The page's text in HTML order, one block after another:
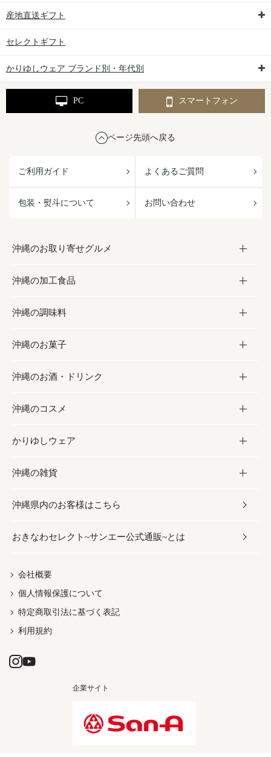
産地直送ギフト
セレクトギフト
かりゆしウェア ブランド別・年代別
PC スマートフォン
ページ先頭へ戻る
ご利用ガイド よくあるご質問
包装・熨斗について お問い合わせ
沖縄のお取り寄せグルメ
お取り寄せグルメ
フルーツ・野菜
お肉
海産物
沖縄の加工食品
加工食品
缶詰／パウチ
沖縄料理
沖縄そば／乾麺
レトルト食品
乾物／粉類
沖縄の調味料
調味料
砂糖／黒砂糖
塩
お酢／ドレッシング
しょうゆ
みそ
だし／スパイス／島唐辛子
沖縄のお菓子
お菓子
黒糖
ちんすこう
伝統菓子
スナック
おつまみ
紅芋
沖縄のお酒・ドリンク
お酒・ドリンク
泡盛
ビール・チューハイ
ワイン・ウィスキー・カクテル
ドリンク
茶葉
沖縄のコスメ
コスメ
スキンケア
ボディケア
ヘアケア
UVケア
かりゆしウェア
かりゆしウェア
メンズ
レディース
沖縄の雑貨
雑貨
沖縄ファッション
伝統工芸品
沖縄県内のお客様はこちら
おきなわセレクト~サンエー公式通販~とは
会社概要
個人情報保護について
特定商取引法に基づく表記
利用規約
企業サイト